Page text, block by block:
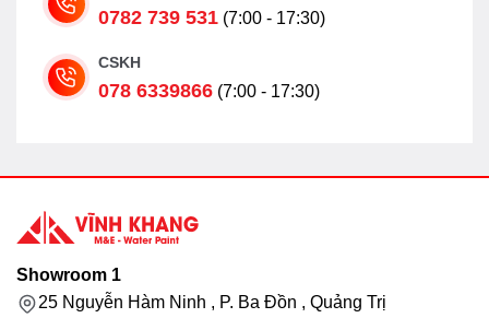
0782 739 531 (7:00 - 17:30)
CSKH
078 6339866 (7:00 - 17:30)
Showroom 1
25 Nguyễn Hàm Ninh , P. Ba Đồn , Quảng Trị